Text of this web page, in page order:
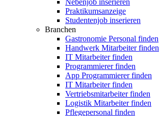
Nebenjob inserieren
Praktikumsanzeige
Studentenjob inserieren
Branchen
Gastronomie Personal finden
Handwerk Mitarbeiter finden
IT Mitarbeiter finden
Programmierer finden
App Programmierer finden
IT Mitarbeiter finden
Vertriebsmitarbeiter finden
Logistik Mitarbeiter finden
Pflegepersonal finden